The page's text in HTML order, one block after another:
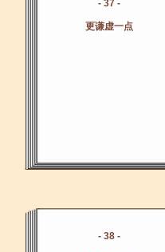
- 37 -
更谦虚一点
- 38 -